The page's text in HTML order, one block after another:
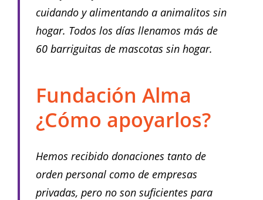
cuidando y alimentando a animalitos sin
hogar. Todos los días llenamos más de
60 barriguitas de mascotas sin hogar.
Fundación Alma
¿Cómo apoyarlos?
Hemos recibido donaciones tanto de
orden personal como de empresas
privadas, pero no son suficientes para